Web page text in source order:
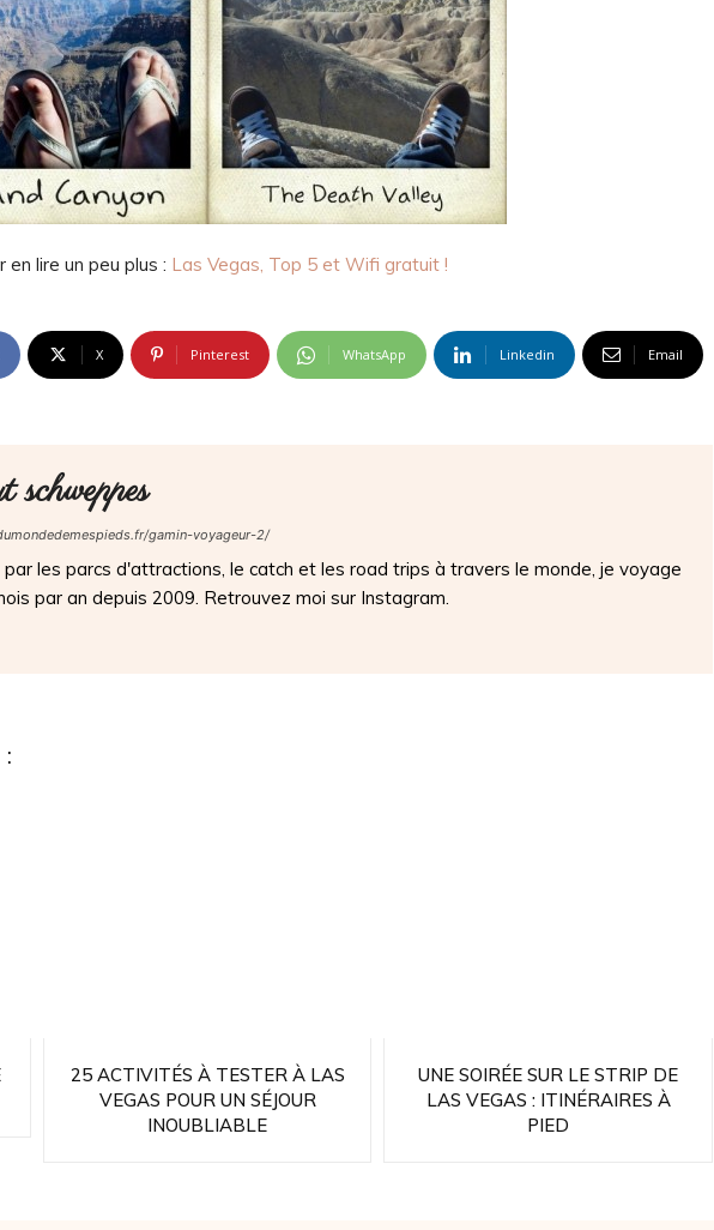
en lire un peu plus : Las Vegas, Top 5 et Wifi gratuit !
X Pinterest WhatsApp Linkedin Email
schweppes
gamin-voyageur-2/
par les parcs d'attractions, le catch et les road trips à travers le monde, je voyage
par an depuis 2009. Retrouvez moi sur Instagram.
25 ACTIVITÉS À TESTER À LAS
VEGAS POUR UN SÉJOUR
INOUBLIABLE
UNE SOIRÉE SUR LE STRIP DE
LAS VEGAS : ITINÉRAIRES À
PIED